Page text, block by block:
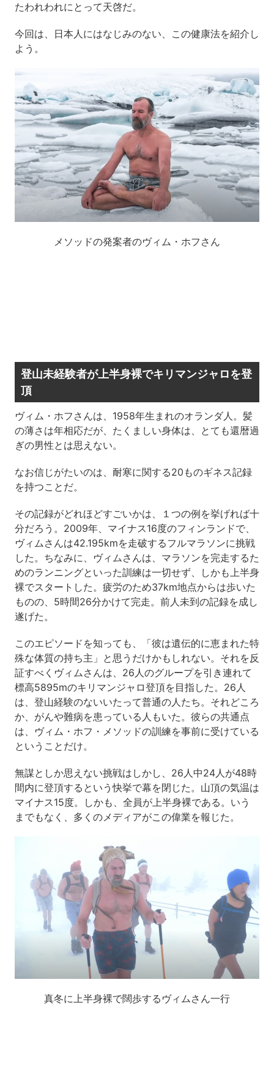
たわれわれにとって天啓だ。
今回は、日本人にはなじみのない、この健康法を紹介し
よう。
メソッドの発案者のヴィム・ホフさん
登山未経験者が上半身裸でキリマンジャロを登
頂
ヴィム・ホフさんは、1958年生まれのオランダ人。髪
の薄さは年相応だが、たくましい身体は、とても還暦過
ぎの男性とは思えない。
なお信じがたいのは、耐寒に関する20ものギネス記録
を持つことだ。
その記録がどれほどすごいかは、１つの例を挙げれば十
分だろう。2009年、マイナス16度のフィンランドで、
ヴィムさんは42.195kmを走破するフルマラソンに挑戦
した。ちなみに、ヴィムさんは、マラソンを完走するた
めのランニングといった訓練は一切せず、しかも上半身
裸でスタートした。疲労のため37km地点からは歩いた
ものの、5時間26分かけて完走。前人未到の記録を成し
遂げた。
このエピソードを知っても、「彼は遺伝的に恵まれた特
殊な体質の持ち主」と思うだけかもしれない。それを反
証すべくヴィムさんは、26人のグループを引き連れて
標高5895mのキリマンジャロ登頂を目指した。26人
は、登山経験のないいたって普通の人たち。それどころ
か、がんや難病を患っている人もいた。彼らの共通点
は、ヴィム・ホフ・メソッドの訓練を事前に受けている
ということだけ。
無謀としか思えない挑戦はしかし、26人中24人が48時
間内に登頂するという快挙で幕を閉じた。山頂の気温は
マイナス15度。しかも、全員が上半身裸である。いう
までもなく、多くのメディアがこの偉業を報じた。
真冬に上半身裸で闊歩するヴィムさん一行